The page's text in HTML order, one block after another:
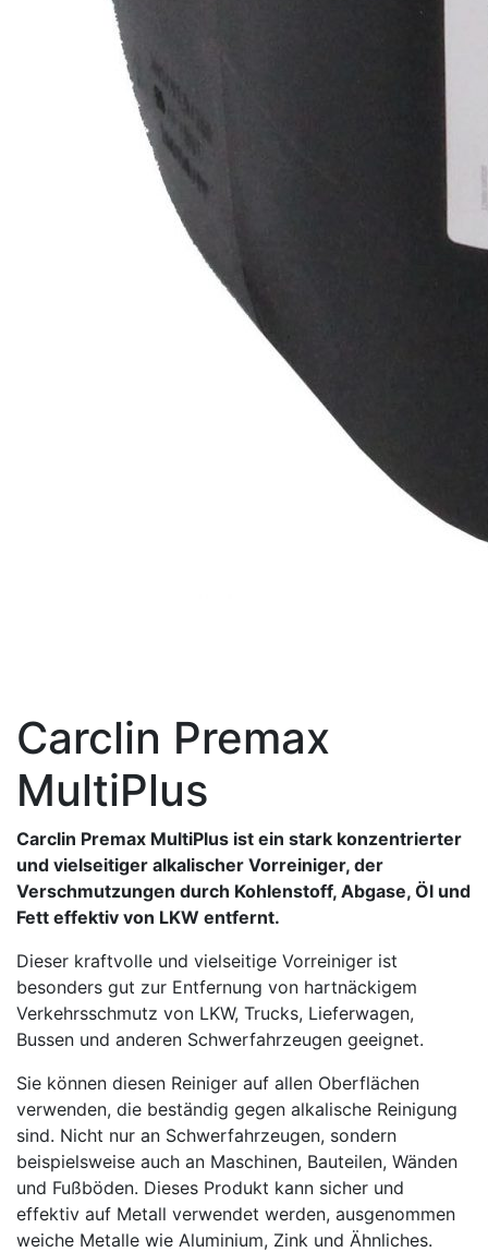
Carclin Premax
MultiPlus
Carclin Premax MultiPlus ist ein stark konzentrierter
und vielseitiger alkalischer Vorreiniger, der
Verschmutzungen durch Kohlenstoff, Abgase, Öl und
Fett effektiv von LKW entfernt.
Dieser kraftvolle und vielseitige Vorreiniger ist
besonders gut zur Entfernung von hartnäckigem
Verkehrsschmutz von LKW, Trucks, Lieferwagen,
Bussen und anderen Schwerfahrzeugen geeignet.
Sie können diesen Reiniger auf allen Oberflächen
verwenden, die beständig gegen alkalische Reinigung
sind. Nicht nur an Schwerfahrzeugen, sondern
beispielsweise auch an Maschinen, Bauteilen, Wänden
und Fußböden. Dieses Produkt kann sicher und
effektiv auf Metall verwendet werden, ausgenommen
weiche Metalle wie Aluminium, Zink und Ähnliches.